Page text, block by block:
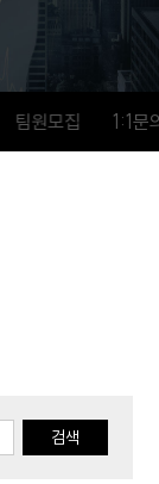
팀원모집 1:1문
검색